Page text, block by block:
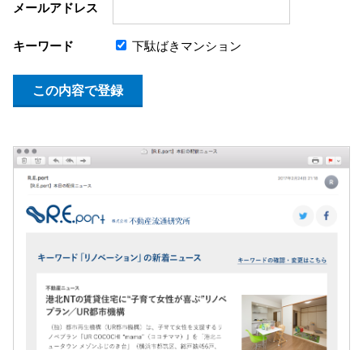
メールアドレス
キーワード 下駄ばきマンション
この内容で登録